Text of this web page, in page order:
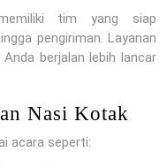
tim yang siap
pengiriman. Layanan
berjalan lebih lancar
Nasi Kotak
acara seperti: